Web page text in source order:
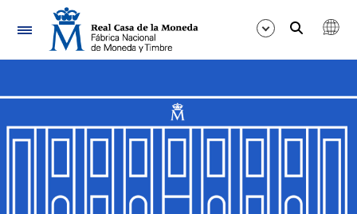
Navegació
Mostra/Amaga
Mostra/Amaga